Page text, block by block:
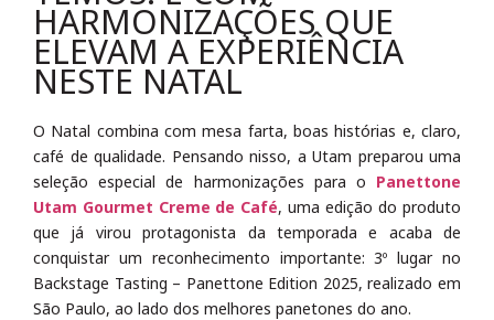
HARMONIZAÇÕES QUE
ELEVAM A EXPERIÊNCIA
NESTE NATAL
O Natal combina com mesa farta, boas histórias e, claro,
café de qualidade. Pensando nisso, a Utam preparou uma
seleção especial de harmonizações para o Panettone
Utam Gourmet Creme de Café, uma edição do produto
que já virou protagonista da temporada e acaba de
conquistar um reconhecimento importante: 3º lugar no
Backstage Tasting – Panettone Edition 2025, realizado em
São Paulo, ao lado dos melhores panetones do ano.